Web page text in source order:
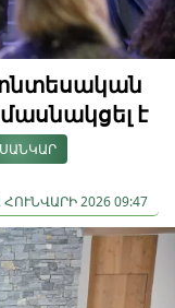
է
ՀՈՒՆՎԱՐԻ 2026 09:47